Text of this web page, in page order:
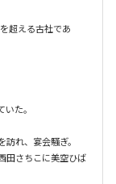
超える古社であ
た。
れ、宴会騒ぎ。
田さちこに美空ひば